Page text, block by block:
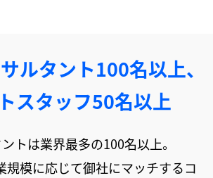
ルタント100名以上、
スタッフ50名以上
トは業界最多の100名以上。
規模に応じて御社にマッチするコ